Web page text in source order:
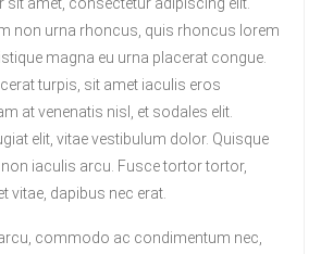
sit amet, consectetur adipiscing elit.
non urna rhoncus, quis rhoncus lorem
magna eu urna placerat congue.
turpis, sit amet iaculis eros
at venenatis nisl, et sodales elit.
elit, vitae vestibulum dolor. Quisque
non iaculis arcu. Fusce tortor tortor,
vitae, dapibus nec erat.
commodo ac condimentum nec,